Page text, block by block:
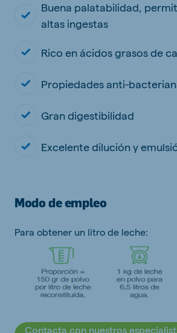
Buena palatabilidad,
altas ingestas
Rico en ácidos grasos de
Propiedades anti-
Gran digestibilidad
Excelente dilución y
Modo de empleo
Para obtener un litro de leche:
Contacta con nuestros